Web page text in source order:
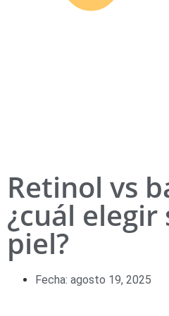
Retinol vs
¿cuál elegir
piel?
Fecha: agosto 19, 2025